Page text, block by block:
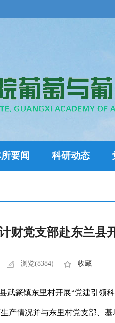
要闻 科研动态
财党支部赴东兰县
浏览(8384) 收藏
篆镇东里村开展“党建引领
产情况并与东里村党支部、